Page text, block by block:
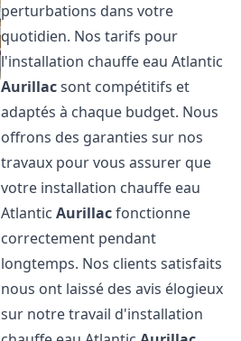
perturbations dans votre
quotidien. Nos tarifs pour
l'installation chauffe eau Atlantic
Aurillacsont compétitifs et
adaptés à chaque budget. Nous
offrons des garanties sur nos
travaux pour vous assurer que
votre installation chauffe eau
AtlanticAurillacfonctionne
correctement pendant
longtemps. Nos clients satisfaits
nous ont laissé des avis élogieux
sur notre travail d'installation